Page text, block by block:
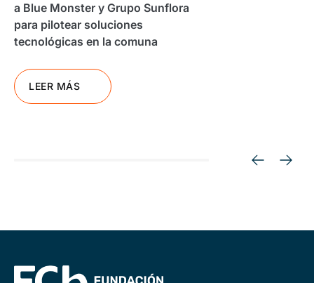
a Blue Monster y Grupo Sunflora
para pilotear soluciones
tecnológicas en la comuna
LEER MÁS